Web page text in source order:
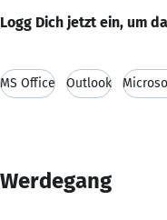
Logg Dich jetzt ein, um
MS Office Outlook
Werdegang